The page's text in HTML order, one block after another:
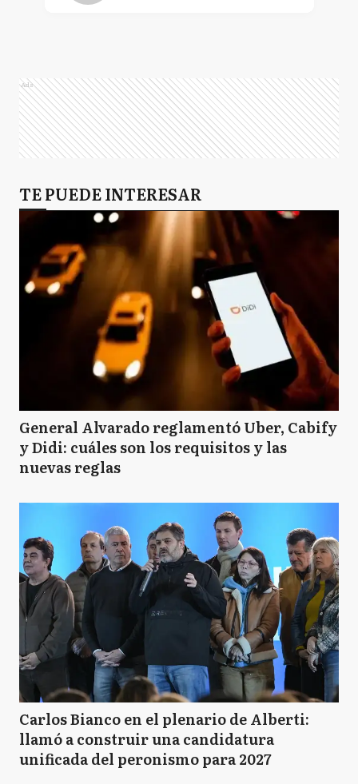
GS General San Martín
AB Almirante Brown
B Berazategui
Avellaneda
Q Quilmes
LP La Plata
EE Esteban Echeverría
P Pehuajó
B Berisso
TA Tres Arroyos
Ads
TE PUEDE INTERESAR
General Alvarado reglamentó Uber, Cabify
y Didi: cuáles son los requisitos y las
nuevas reglas
Carlos Bianco en el plenario de Alberti:
llamó a construir una candidatura
unificada del peronismo para 2027